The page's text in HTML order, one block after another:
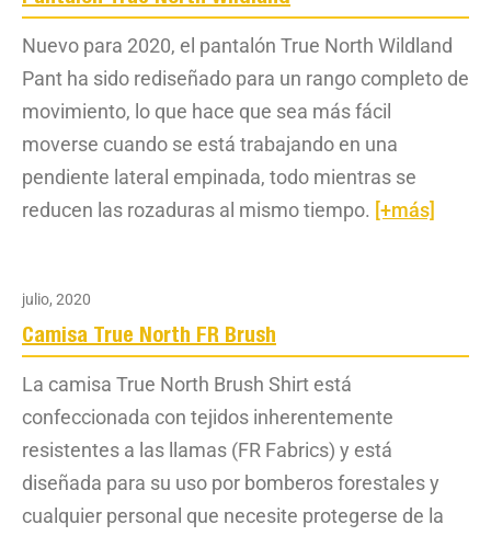
Nuevo para 2020, el pantalón True North Wildland
Pant ha sido rediseñado para un rango completo de
movimiento, lo que hace que sea más fácil
moverse cuando se está trabajando en una
pendiente lateral empinada, todo mientras se
reducen las rozaduras al mismo tiempo. [+más]
julio, 2020
Camisa True North FR Brush
La camisa True North Brush Shirt está
confeccionada con tejidos inherentemente
resistentes a las llamas (FR Fabrics) y está
diseñada para su uso por bomberos forestales y
cualquier personal que necesite protegerse de la